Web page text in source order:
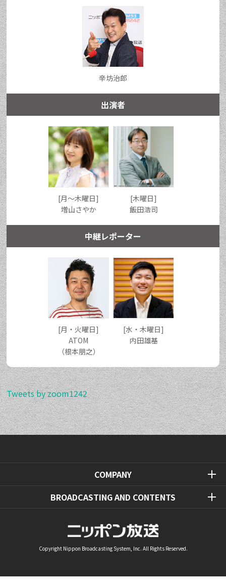
辛坊治郎
出演者
[月〜木曜日]
増山さやか
[木曜日]
飯田浩司
中継レポーター
[月・火曜日]
ATOM
（根本朋之）
[水・木曜日]
内田雄基
Tweets by zoom1242
COMPANY
BROADCASTING AND CONTENTS
Copyright Nippon Broadcasting System, Inc. All Rights Reserved.